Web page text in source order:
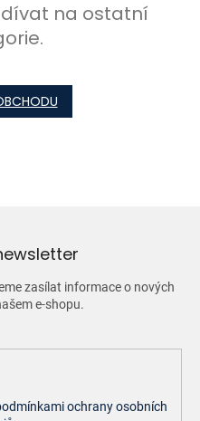
na ostatní
zasílat informace o nových
e-shopu.
ochrany osobních